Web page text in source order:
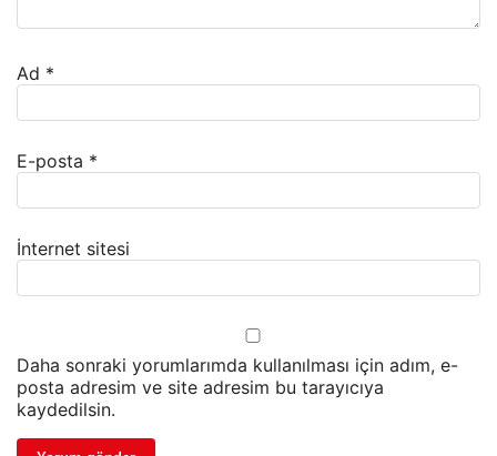
Ad *
E-posta *
İnternet sitesi
Daha sonraki yorumlarımda kullanılması için adım, e-
posta adresim ve site adresim bu tarayıcıya
kaydedilsin.